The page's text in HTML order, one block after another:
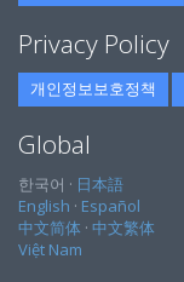
Privacy Policy
개인정보보호정책
Global
한국어 · 日本語
English · Español
中文简体 · 中文繁体
Việt Nam